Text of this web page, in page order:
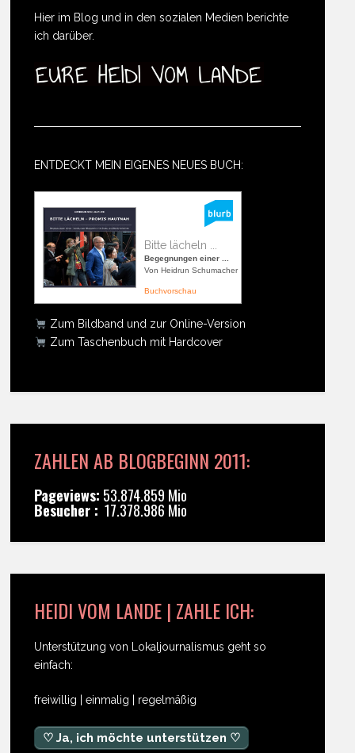
Hier im Blog und in den sozialen Medien berichte
ich darüber.
ENTDECKT MEIN EIGENES NEUES BUCH:
Bitte lächeln ...
Begegnungen einer ...
Von Heidrun Schumacher
Buchvorschau
Zum Bildband und zur Online-Version
Zum Taschenbuch mit Hardcover
ZAHLEN AB BLOGBEGINN 2011:
Pageviews: 53.874.859 Mio
Besucher : 17.378.986 Mio
HEIDI VOM LANDE | ZAHLE ICH:
Unterstützung von Lokaljournalismus geht so
einfach:
freiwillig | einmalig | regelmäßig
♡ Ja, ich möchte unterstützen ♡